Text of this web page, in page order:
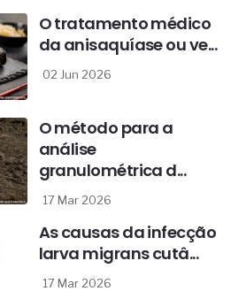
O tratamento médico
da anisaquíase ou ve...
02 Jun 2026
O método para a
análise
granulométrica d...
17 Mar 2026
As causas da infecção
larva migrans cutâ...
17 Mar 2026